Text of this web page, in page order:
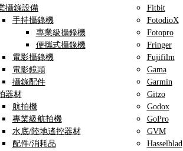
攝錄設備
手持攝錄機
專業級攝錄機
便攜式攝錄機
電影攝錄機
電影鏡頭
攝錄配件
器材
航拍機
專業級航拍機
水底/陸地遙控器材
配件/消耗品
Fitbit
FotodioX
Fotopro
Fringer
Fujifilm
Gama
Garmin
Gitzo
Godox
GoPro
GVM
Hasselblad